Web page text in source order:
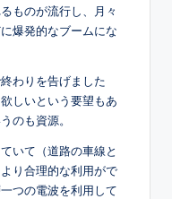
ものが流行し、月々
爆発的なブームにな
わりを告げました
しいという要望もあ
のも資源。
いて（道路の車線と
り合理的な利用がで
つの電波を利用して